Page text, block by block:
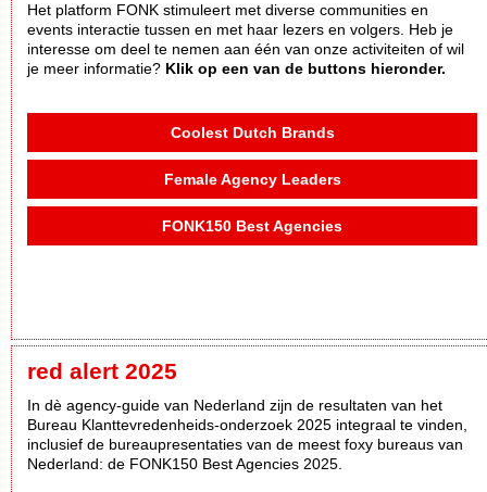
Het platform FONK stimuleert met diverse communities en
events interactie tussen en met haar lezers en volgers. Heb je
interesse om deel te nemen aan één van onze activiteiten of wil
je meer informatie? Klik op een van de buttons hieronder.
Coolest Dutch Brands
Female Agency Leaders
FONK150 Best Agencies
red alert 2025
In dè agency-guide van Nederland zijn de resultaten van het
Bureau Klanttevredenheids-onderzoek 2025 integraal te vinden,
inclusief de bureaupresentaties van de meest foxy bureaus van
Nederland: de FONK150 Best Agencies 2025.